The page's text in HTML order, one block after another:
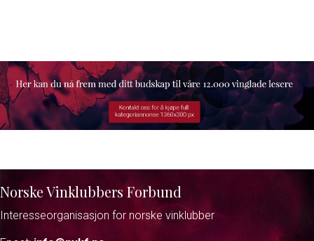
Norske Vinklubbers Forbund
Interesseorganisasjon for norske vinklubber